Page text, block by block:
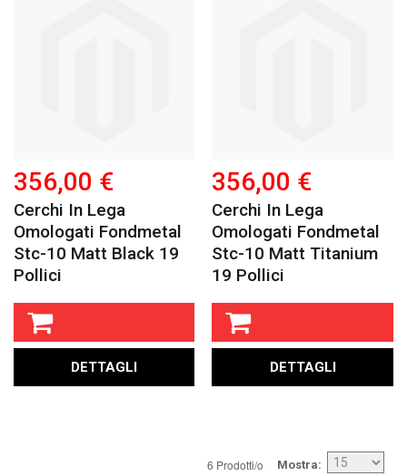
356,00 €
Cerchi In Lega
Omologati Fondmetal
Stc-10 Matt Black 19
Pollici
DETTAGLI
356,00 €
Cerchi In Lega
Omologati Fondmetal
Stc-10 Matt Titanium
19 Pollici
DETTAGLI
6 Prodotti/o Mostra